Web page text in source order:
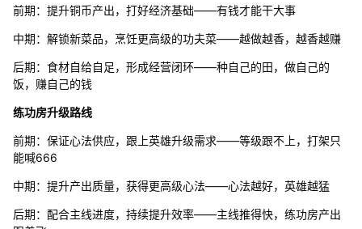
前期：提升铜币产出，打好经济基础——有钱才能干大事
中期：解锁新菜品，烹饪更高级的功夫菜——越做越香，越香越赚
后期：食材自给自足，形成经营闭环——种自己的田，做自己的
饭，赚自己的钱
练功房升级路线
前期：保证心法供应，跟上英雄升级需求——等级跟不上，打架只
能喊666
中期：提升产出质量，获得更高级心法——心法越好，英雄越猛
后期：配合主线进度，持续提升效率——主线推得快，练功房产出